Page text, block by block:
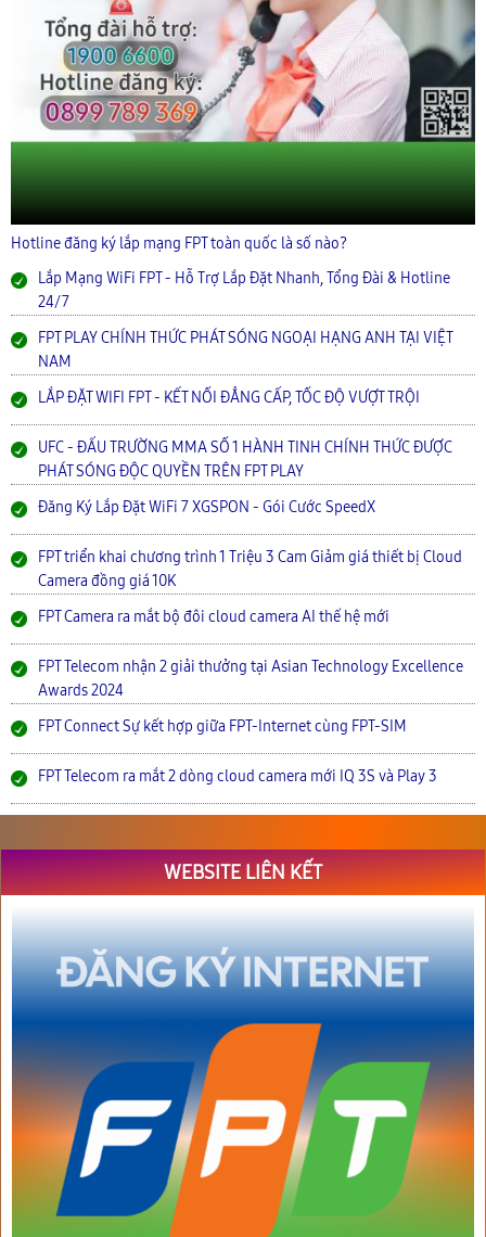
Hotline đăng ký lắp mạng FPT toàn quốc là số nào?
Lắp Mạng WiFi FPT - Hỗ Trợ Lắp Đặt Nhanh, Tổng Đài & Hotline
24/7
FPT PLAY CHÍNH THỨC PHÁT SÓNG NGOẠI HẠNG ANH TẠI VIỆT
NAM
LẮP ĐẶT WIFI FPT - KẾT NỐI ĐẲNG CẤP, TỐC ĐỘ VƯỢT TRỘI
UFC - ĐẤU TRƯỜNG MMA SỐ 1 HÀNH TINH CHÍNH THỨC ĐƯỢC
PHÁT SÓNG ĐỘC QUYỀN TRÊN FPT PLAY
Đăng Ký Lắp Đặt WiFi 7 XGSPON - Gói Cước SpeedX
FPT triển khai chương trình 1 Triệu 3 Cam Giảm giá thiết bị Cloud
Camera đồng giá 10K
FPT Camera ra mắt bộ đôi cloud camera AI thế hệ mới
FPT Telecom nhận 2 giải thưởng tại Asian Technology Excellence
Awards 2024
FPT Connect Sự kết hợp giữa FPT-Internet cùng FPT-SIM
FPT Telecom ra mắt 2 dòng cloud camera mới IQ 3S và Play 3
WEBSITE LIÊN KẾT